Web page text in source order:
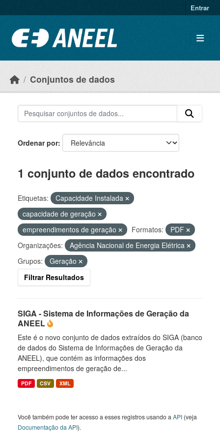
Entrar
Conjuntos de dados
Ordenar por
1 conjunto de dados encontrado
Etiquetas:
Capacidade Instalada
capacidade de geração
empreendimentos de geração
Formatos:
PDF
Organizações:
Agência Nacional de Energia Elétrica
Grupos:
Geração
Filtrar Resultados
SIGA - Sistema de Informações de Geração da
ANEEL
Este é o novo conjunto de dados extraídos do SIGA (banco
de dados do Sistema de Informações de Geração da
ANEEL), que contém as informações dos
empreendimentos de geração de...
PDF CSV XML
Você também pode ter acesso a esses registros usando a API (veja
Documentação da API).